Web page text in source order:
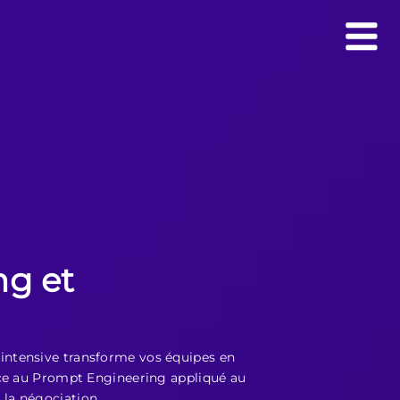
et
transforme vos équipes en
au Prompt Engineering appliqué au